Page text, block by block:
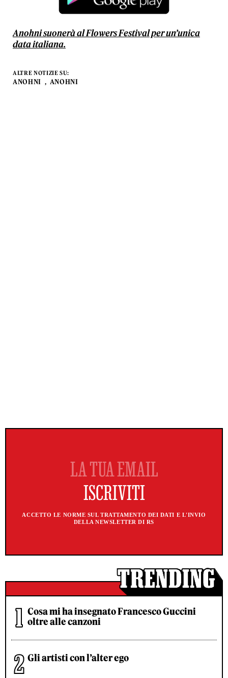
Anohni suonerà al Flowers Festival per un’unica
data italiana.
ALTRE NOTIZIE SU:
ANOHNI ANOHNI
ACCETTO LE NORME SUL TRATTAMENTO DEI DATI E L'INVIO
DELLA NEWSLETTER DI RS
Cosa mi ha insegnato Francesco Guccini
oltre alle canzoni
Gli artisti con l’alter ego